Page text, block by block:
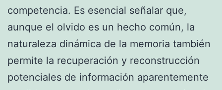
competencia. Es esencial señalar que,
aunque el olvido es un hecho común, la
naturaleza dinámica de la memoria también
permite la recuperación y reconstrucción
potenciales de información aparentemente